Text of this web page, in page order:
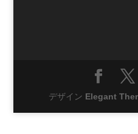
デザイン Elegant